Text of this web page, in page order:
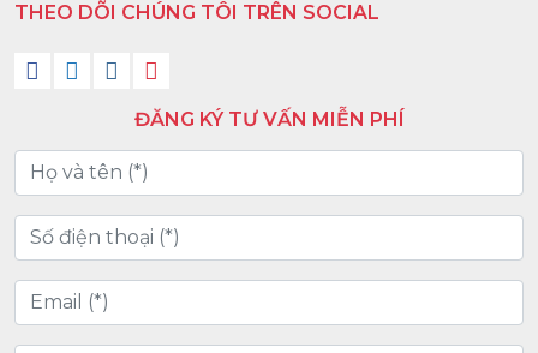
THEO DÕI CHÚNG TÔI TRÊN SOCIAL
ĐĂNG KÝ TƯ VẤN MIỄN PHÍ